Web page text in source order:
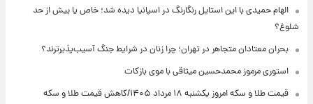
الهام حمیدی با این استایل رنگارنگ در اسپانیا دیده شد؛ خاص یا بیش از حد
شلوغ؟
بحران معتادان متجاهر در تهران؛ چرا زنان در شرایط جنگ آسیب‌پذیرترند؟
استوری مرموز محمدحسین میثاقی با موی بازکات
قیمت طلا و سکه امروز یکشنبه ۱۸ مرداد ۱۴۰۵/کاهش قیمت طلا و سکه